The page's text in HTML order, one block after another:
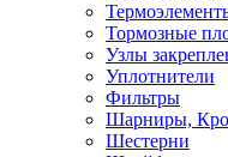
Тормозные
Узлы
Уплотнители
Фильтры
Шарниры,
Шестерни